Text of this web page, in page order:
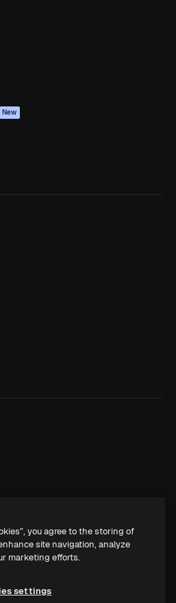
New
you agree to the storing of
site navigation, analyze
marketing efforts.
settings